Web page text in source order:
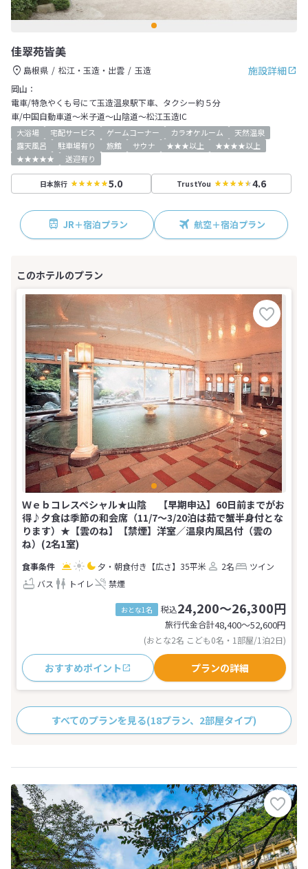
佳翠苑皆美
施設詳細
島根県 松江・玉造・出雲
玉造
岡山：
電車/特急やくも号にて玉造温泉駅下車、タクシー約５分
車/中国自動車道～米子道～山陰道～松江玉造IC
大浴場 宅配サービス ゲームコーナー カラオケルーム
天然温泉
露天風呂
駐車場有り 旅館 サウナ ★★★以上
★★★★以上
★★★★★
送迎有り
日本旅行 5.0 TrustYou 4.6
JR＋宿泊プラン 航空＋宿泊プラン
Ｗｅｂコレスペシャル★山陰 【早期申込】60日前までがお
得♪夕食は季節の和会席（11/7～3/20泊は茹で蟹半身付とな
ります）★【雲のね】【禁煙】洋室／温泉内風呂付（雲の
ね）(2名1室)
夕・朝食付き 【広さ】35平米 2名
ツイン
バス
トイレ 禁煙
おとな1名 税込24,200～26,300円
旅行代金合計48,400〜52,600円
(おとな2名 こども0名・1部屋/1泊2日)
おすすめポイント プランの詳細
すべてのプランを見る(18プラン、2部屋タイプ)